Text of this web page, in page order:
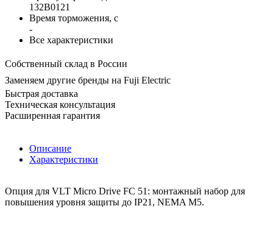
132B0121
Время торможения, с
-
Все характеристики
Собственный склад в России
Заменяем другие бренды на Fuji Electric
Быстрая доставка
Техническая консультация
Расширенная гарантия
Описание
Характеристики
Опция для VLT Micro Drive FC 51: монтажный набор для
повышения уровня защиты до IP21, NEMA M5.